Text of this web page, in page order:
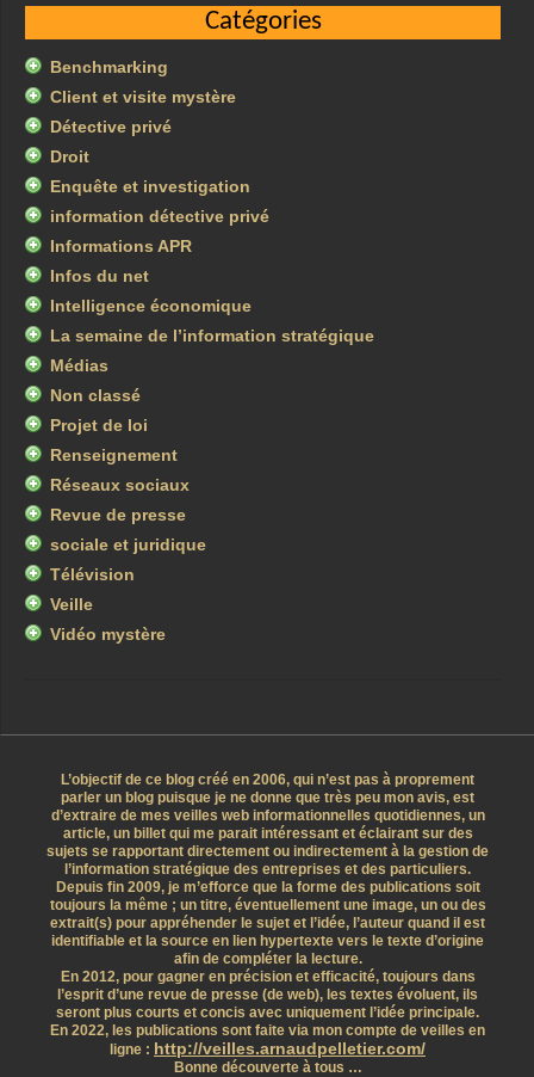
Catégories
Benchmarking
Client et visite mystère
Détective privé
Droit
Enquête et investigation
information détective privé
Informations APR
Infos du net
Intelligence économique
La semaine de l’information stratégique
Médias
Non classé
Projet de loi
Renseignement
Réseaux sociaux
Revue de presse
sociale et juridique
Télévision
Veille
Vidéo mystère
L’objectif de ce blog créé en 2006, qui n’est pas à proprement
parler un blog puisque je ne donne que très peu mon avis, est
d’extraire de mes veilles web informationnelles quotidiennes, un
article, un billet qui me parait intéressant et éclairant sur des
sujets se rapportant directement ou indirectement à la gestion de
l’information stratégique des entreprises et des particuliers.
Depuis fin 2009, je m’efforce que la forme des publications soit
toujours la même ; un titre, éventuellement une image, un ou des
extrait(s) pour appréhender le sujet et l’idée, l’auteur quand il est
identifiable et la source en lien hypertexte vers le texte d’origine
afin de compléter la lecture.
En 2012, pour gagner en précision et efficacité, toujours dans
l’esprit d’une revue de presse (de web), les textes évoluent, ils
seront plus courts et concis avec uniquement l’idée principale.
En 2022, les publications sont faite via mon compte de veilles en
ligne : http://veilles.arnaudpelletier.com/
Bonne découverte à tous …